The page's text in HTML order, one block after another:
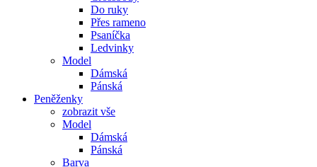
Do ruky
Přes rameno
Psaníčka
Ledvinky
Model
Dámská
Pánská
Peněženky
zobrazit vše
Model
Dámská
Pánská
Barva